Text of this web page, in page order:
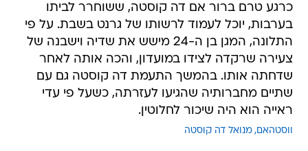
כרגע טרם ברור אם דה קוסטה, ששוחרר לביתו
בערבות, יוכל לעמוד לרשותו של גרנט בשבת. על פי
התלונה, המגן בן ה-24 מישש את שדיה וישבנה של
צעירה שרקדה לצידו במועדון, והכה אותה לאחר
שדחתה אותו. בהמשך התעמת דה קוסטה גם עם
שתיים מחברותיה שהגיעו לעזרתה, כשעל פי עדי
ראייה הוא היה שיכור לחלוטין.
ווסטהאם מנואל דה קוסטה